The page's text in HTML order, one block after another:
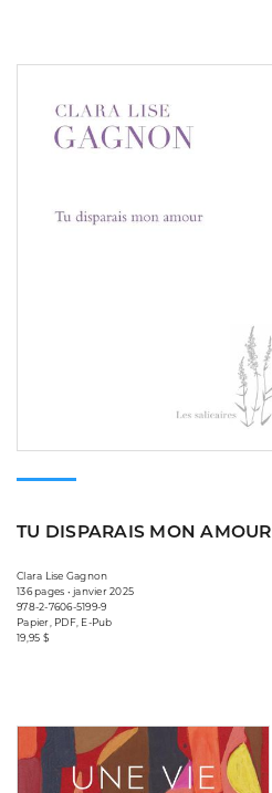
TU DISPARAIS MON AMOUR
Clara Lise Gagnon
136 pages • janvier 2025
978-2-7606-5199-9
Papier, PDF, E-Pub
19,95 $